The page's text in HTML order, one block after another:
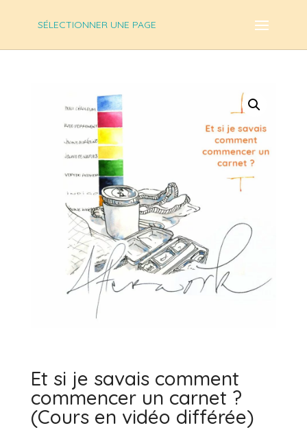
SÉLECTIONNER UNE PAGE
Et si je savais comment
commencer un carnet ?
(Cours en vidéo différée)